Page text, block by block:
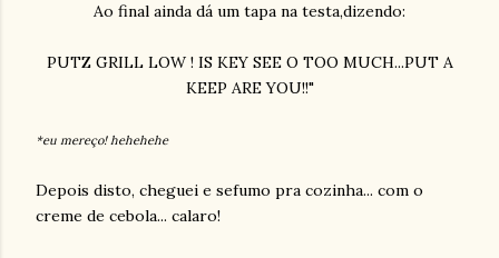
Ao final ainda dá um tapa na testa,dizendo:
PUTZ GRILL LOW ! IS KEY SEE O TOO MUCH...PUT A
KEEP ARE YOU!!"
*eu mereço!hehehehe
Depois disto, cheguei e sefumo pra cozinha... com o
creme de cebola... calaro!